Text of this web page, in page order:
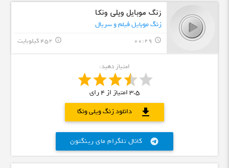
زنگ موبایل ویلی ونکا
زنگ موبایل فیلم و سریال
query_builder
00:29 452 کیلوبایت info_outline
امتیاز دهید:
3.5امتیاز از4رای
دانلود زنگ ویلی ونکا
download
کانال تلگرام مای رینگتون telegram